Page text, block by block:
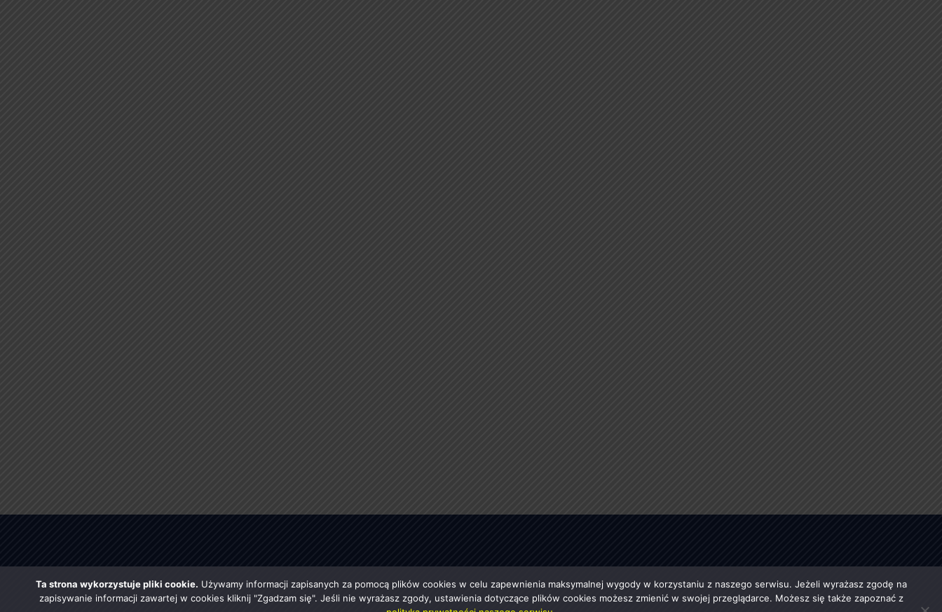
Ta strona wykorzystuje pliki cookie. Używamy informacji zapisanych za pomocą plików cookies w celu zapewnienia maksymalnej wygody w korzystaniu z naszego serwisu. Jeżeli wyrażasz zgodę na
zapisywanie informacji zawartej w cookies kliknij "Zgadzam się". Jeśli nie wyrażasz zgody, ustawienia dotyczące plików cookies możesz zmienić w swojej przeglądarce. Możesz się także zapoznać z